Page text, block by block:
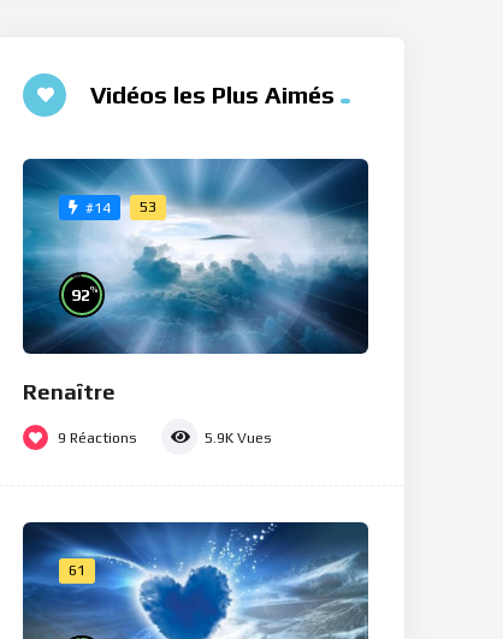
Vidéos les Plus Aimés
#14 53
92%
Renaître
9 Réactions 5.9K Vues
61